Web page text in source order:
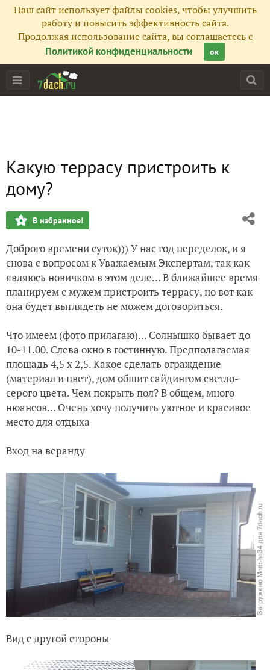
Наш сайт использует файлы cookies, чтобы улучшить
работу и повысить эффективность сайта.
Продолжая использование сайта, вы соглашаетесь с
Политикой конфиденциальности
ок
Какую террасу пристроить к
дому?
В избранное!
Доброго времени суток))) У нас год переделок, и я
снова с вопросом к Уважаемым Экспертам, так как
являюсь новичком в этом деле… В ближайшее время
планируем с мужем пристроить террасу, но вот как
она будет выглядеть не можем договориться.
Что имеем (фото прилагаю)… Солнышко бывает до
10-11.00. Слева окно в гостинную. Предполагаемая
площадь 4,5 х 2,5. Какое сделать ограждение
(материал и цвет), дом обшит сайдингом светло-
серого цвета. Чем покрыть пол? В общем, много
нюансов… Очень хочу получить уютное и красивое
место для отдыха
Вход на веранду
Вид с другой стороны